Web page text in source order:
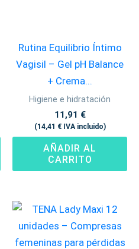
Rutina Equilibrio Íntimo
Vagisil – Gel pH Balance
+ Crema...
Higiene e hidratación
11,91 €
(14,41 €IVA incluido)
AÑADIR AL
CARRITO